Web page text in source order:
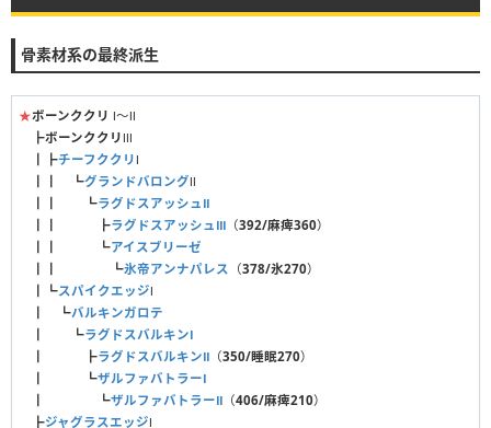
骨素材系の最終派生
★ボーンククリ Ⅰ〜Ⅱ
┣ボーンククリ Ⅲ
┃┣チーフククリ Ⅰ
┃┃ ┗グランドバロングⅡ
┃┃ ┗ラグドスアッシュⅡ
┃┃ ┣ラグドスアッシュⅢ （392/麻痺360）
┃┃ ┗アイスブリーゼ
┃┃ ┗氷帝アンナパレス （378/氷270）
┃┗スパイクエッジⅠ
┃ ┗バルキンガロテ
┃ ┗ラグドスバルキンⅠ
┃ ┣ラグドスバルキンⅡ （350/睡眠270）
┃ ┗ザルファバトラーⅠ
┃ ┗ザルファバトラーⅡ （406/麻痺210）
┣ジャグラスエッジⅠ